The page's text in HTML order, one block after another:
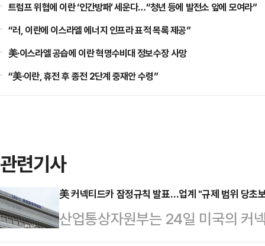
트럼프 위협에 이란 ‘인간방패’ 세운다…“청년 등에 발전소 앞에 모여라”
“러, 이란에 이스라엘 에너지 인프라 표적 목록 제공”
美·이스라엘 공습에 이란 혁명수비대 정보수장 사망
“美·이란, 휴전 후 종전 2단계 중재안 수령”
관련기사
美 커넥티드카 잠정규칙 발표…업계 "규제 범위 당초
산업통상자원부는 24일 미국의 커
응회의를 개최했다. 이는 미국 상